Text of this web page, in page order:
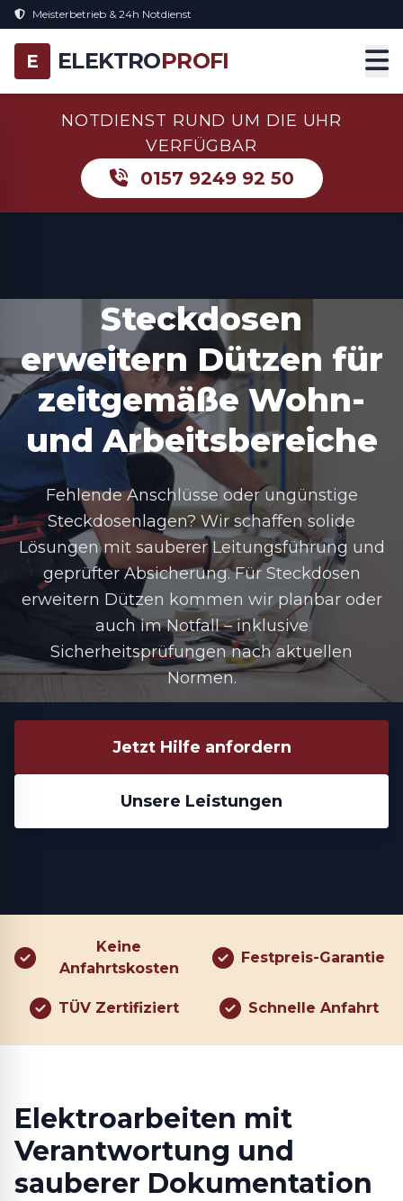
Meisterbetrieb & 24h Notdienst
E ELEKTROPROFI
NOTDIENST RUND UM DIE UHR
VERFÜGBAR
0157 9249 92 50
Steckdosen
erweitern Dützen für
zeitgemäße Wohn-
und Arbeitsbereiche
Fehlende Anschlüsse oder ungünstige
Steckdosenlagen? Wir schaffen solide
Lösungen mit sauberer Leitungsführung und
geprüfter Absicherung. Für Steckdosen
erweitern Dützen kommen wir planbar oder
auch im Notfall – inklusive
Sicherheitsprüfungen nach aktuellen
Normen.
Jetzt Hilfe anfordern
Unsere Leistungen
Keine
Anfahrtskosten
Festpreis-Garantie
TÜV Zertifiziert Schnelle Anfahrt
Elektroarbeiten mit
Verantwortung und
sauberer Dokumentation